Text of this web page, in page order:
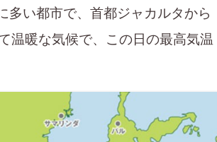
多い都市で、首都ジャカルタから
温暖な気候で、この日の最高気温